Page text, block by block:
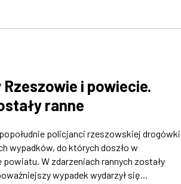
i powiecie.
ranne
policjanci rzeszowskiej drogówki
wypadków, do których doszło w
W zdarzeniach rannych zostały
wypadek wydarzył się...